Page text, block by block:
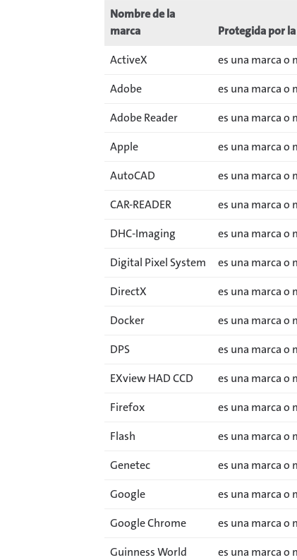
Nombre de la
marca
Protegida por
ActiveX
es una marca o
Adobe
es una marca o
Adobe Reader
es una marca o
Apple
es una marca o
AutoCAD
es una marca o
CAR-READER
es una marca o
DHC-Imaging
es una marca o
Digital Pixel System
es una marca o
DirectX
es una marca o
Docker
es una marca o
DPS
es una marca o
EXview HAD CCD
es una marca o
Firefox
es una marca o
Flash
es una marca o
Genetec
es una marca o
Google
es una marca o
Google Chrome
es una marca o
Guinness World
es una marca o